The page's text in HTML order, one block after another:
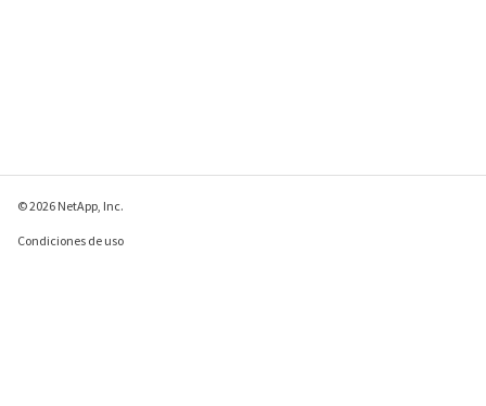
© 2026 NetApp, Inc.
Condiciones de uso